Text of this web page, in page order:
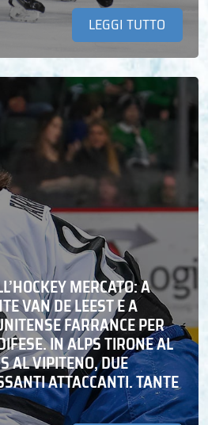
LEGGI TUTTO
MERCATO: A
VAN DE LEEST E A
FARRANCE PER
IN ALPS TIRONE AL
AL VIPITENO, DUE
ATTACCANTI. TANTE